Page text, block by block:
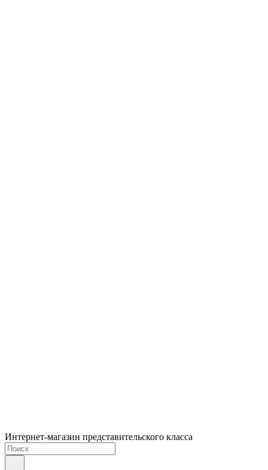
Интернет-магазин представительского класса